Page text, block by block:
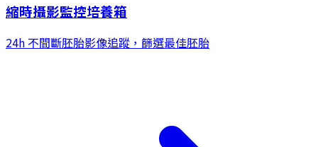
縮時攝影監控培養箱
24h 不間斷胚胎影像追蹤，篩選最佳胚胎